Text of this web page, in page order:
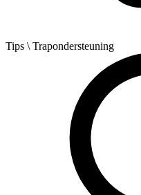
Tips \ Trapondersteuning